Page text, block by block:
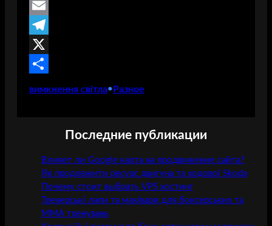
a
c
b
T
w
E
m
a
T
eX
вимкнення світла• Разное
Последние публикации
Влияет ли Google карта на продвижение сайта?
Як продовжити ресурс двигуна та ходової Skoda
Почему стоит выбрать VPS хостинг
Тренерські лапи та маківари для боксерських та
ММА тренувань